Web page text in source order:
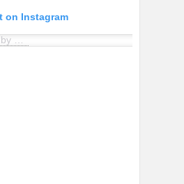
on Instagram